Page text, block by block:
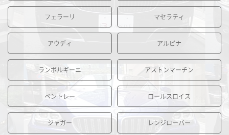
フェラーリ マセラティ
アウディ アルピナ
ランボルギーニ アストンマーチン
ベントレー ロールスロイス
ジャガー レンジローバー